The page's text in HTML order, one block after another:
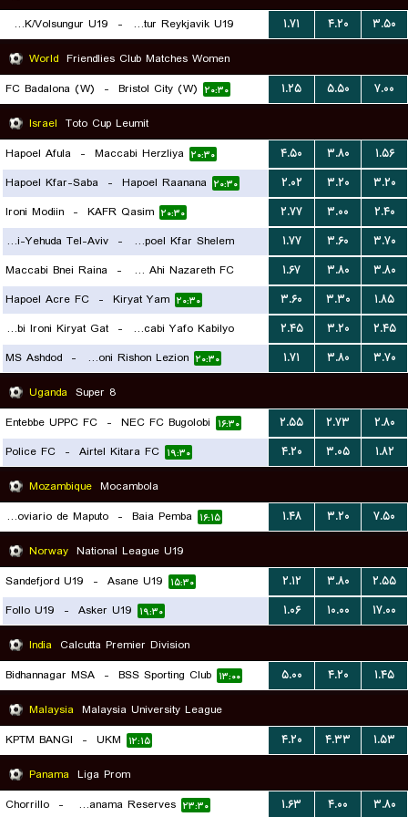
Thor/THK/Volsungur U19
- Throttur Reykjavik U19
۲۰:۳۰
۱.۷۱ ۴.۲۰
۳.۵۰
World Friendlies Club Matches Women
FC Badalona (W) - Bristol City (W) ۲۰:۳۰ ۱.۲۵ ۵.۵۰
۷.۰۰
Israel Toto Cup Leumit
Hapoel Afula - Maccabi Herzliya ۲۰:۳۰ ۴.۵۰ ۳.۸۰
۱.۵۶
Hapoel Kfar-Saba - Hapoel Raanana ۲۰:۳۰ ۲.۰۲ ۳.۲۰
۳.۲۰
Ironi Modiin - KAFR Qasim ۲۰:۳۰ ۲.۷۷ ۳.۰۰
۲.۴۰
Bnei-Yehuda Tel-Aviv
- Hapoel Kfar Shelem
۲۰:۳۰
۱.۷۷ ۳.۶۰
۳.۷۰
Maccabi Bnei Raina - Maccabi Ahi Nazareth FC
۲۰:۳۰
۱.۶۷ ۳.۸۰
۳.۸۰
Hapoel Acre FC - Kiryat Yam ۲۰:۳۰ ۳.۶۰ ۳.۳۰
۱.۸۵
Maccabi Ironi Kiryat Gat
- Maccabi Yafo Kabilyo
۲۰:۳۰
۲.۴۵ ۳.۲۰
۲.۴۵
MS Ashdod - Hapoel Ironi Rishon Lezion ۲۰:۳۰ ۱.۷۱ ۳.۸۰
۳.۷۰
Uganda Super 8
Entebbe UPPC FC - NEC FC Bugolobi ۱۶:۳۰ ۲.۵۵ ۲.۷۳
۲.۸۰
Police FC - Airtel Kitara FC ۱۹:۳۰ ۴.۲۰ ۳.۰۵
۱.۸۲
Mozambique Mocambola
Clube Ferroviario de Maputo
- Baia Pemba ۱۶:۱۵ ۱.۴۸ ۳.۲۰
۷.۵۰
Norway National League U19
Sandefjord U19 - Asane U19 ۱۵:۳۰ ۲.۱۲ ۳.۸۰
۲.۵۵
Follo U19 - Asker U19 ۱۹:۳۰ ۱.۰۶ ۱۰.۰۰
۱۷.۰۰
India Calcutta Premier Division
Bidhannagar MSA - BSS Sporting Club ۱۳:۰۰ ۵.۰۰ ۴.۲۰
۱.۴۵
Malaysia Malaysia University League
KPTM BANGI - UKM ۱۲:۱۵ ۴.۲۰ ۴.۳۳
۱.۵۳
Panama Liga Prom
Chorrillo - Alianza Panama Reserves ۲۳:۳۰ ۱.۶۳ ۴.۰۰ ۳.۸۰